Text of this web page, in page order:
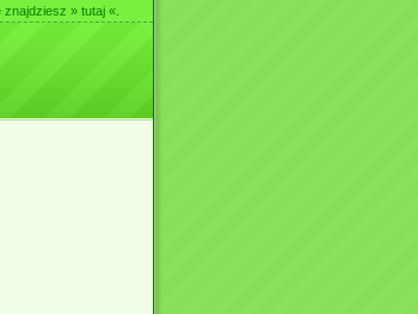
znajdziesz » tutaj «